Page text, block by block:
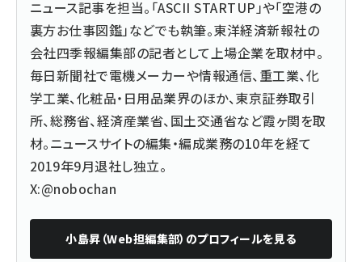
ニュース記事を担当。「ASCII STARTUP」や「空港の
裏方お仕事図鑑」などでも執筆。東洋経済新報社の
会社四季報編集部の記者として上場企業を取材中。
毎日新聞社で電機メーカーや情報通信、重工業、化
学工業、化粧品・日用品業界のほか、東京証券取引
所、総務省、経済産業省、国土交通省など霞ヶ関を取
材。ニュースサイトの編集・編成業務の10年を経て
2019年9月退社し独立。
X:@nobochan
小島昇（Web担編集部） のプロフィールを見る